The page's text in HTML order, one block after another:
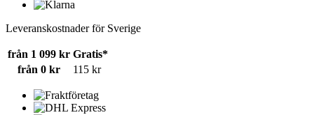
Leveranskostnader för Sverige
från 1 099 kr Gratis*
från 0 kr
115 kr